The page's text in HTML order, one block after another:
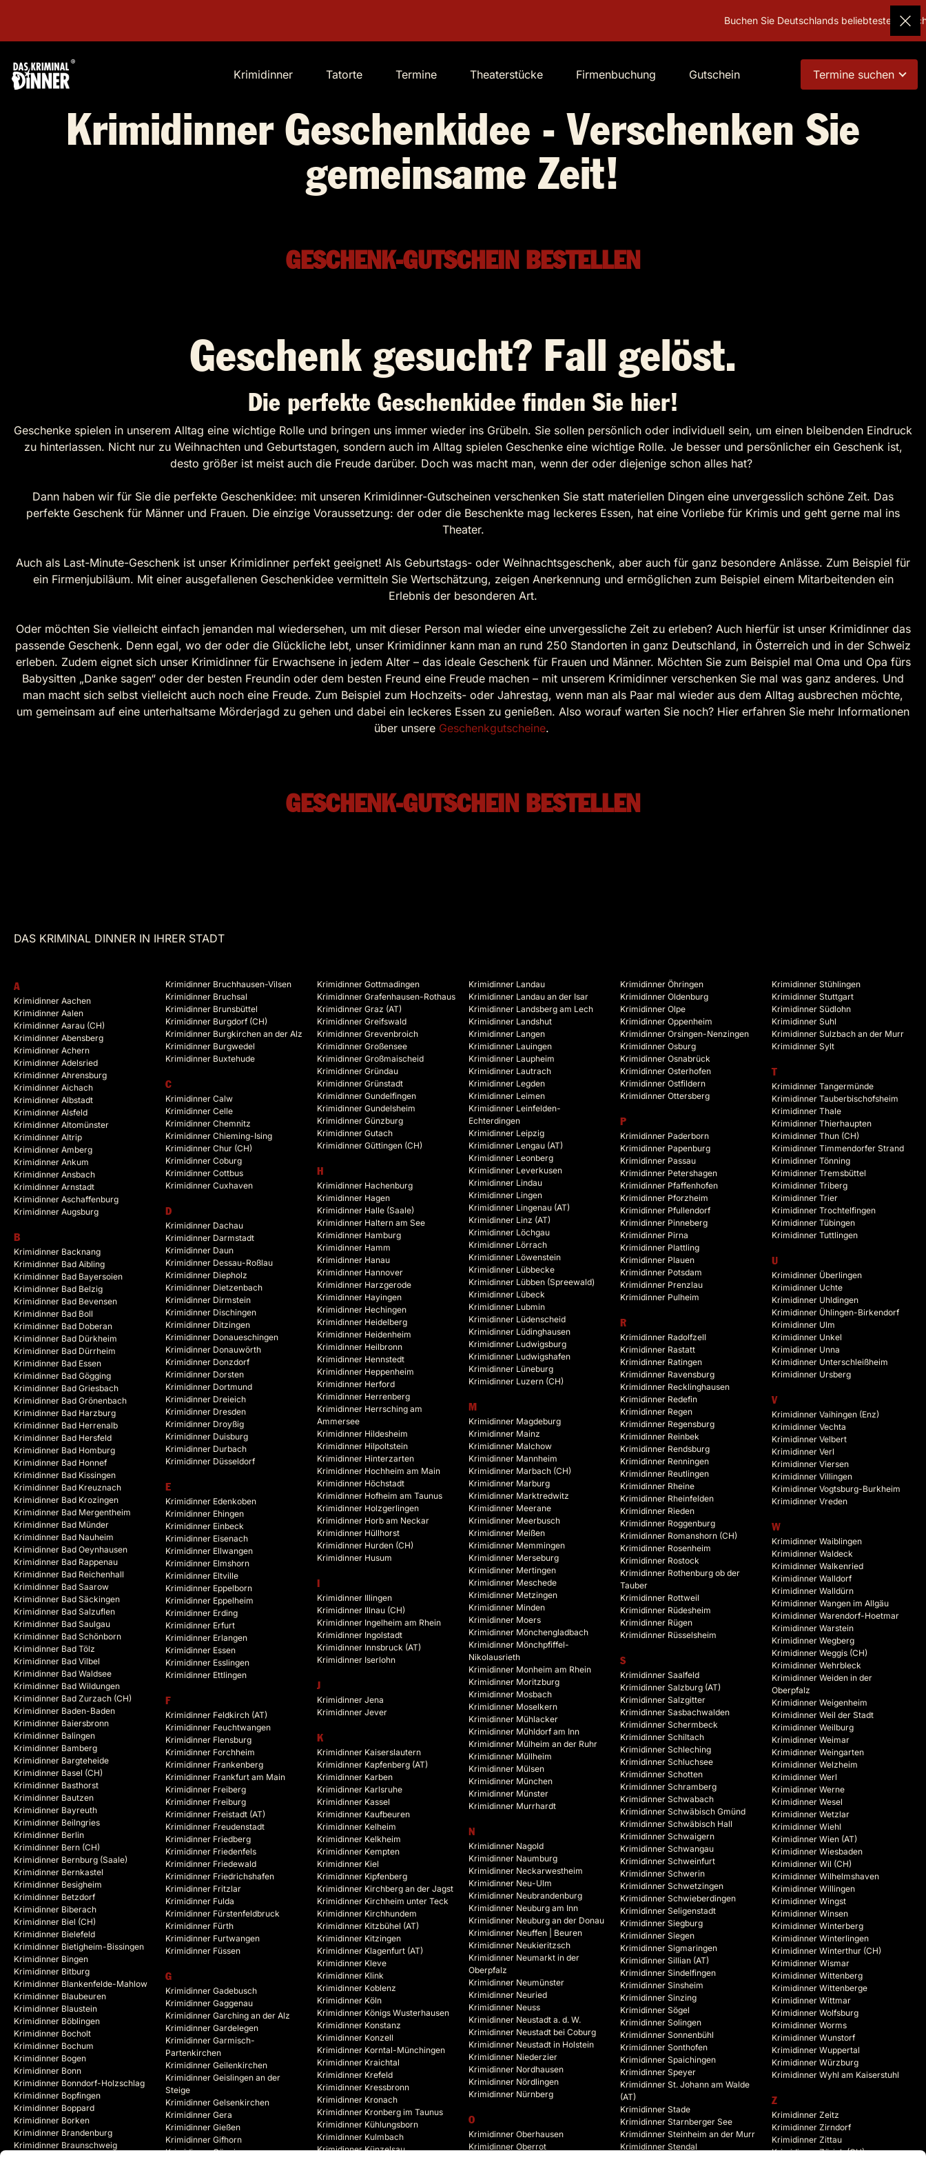
Buchen Sie Deutschlands beliebtestes Geschenk!
Krimidinner Tatorte Termine Theaterstücke Firmenbuchung Gutschein Termine suchen
Krimidinner Geschenkidee - Verschenken Sie
gemeinsame Zeit!
GESCHENK-GUTSCHEIN BESTELLEN
Geschenk gesucht? Fall gelöst.
Die perfekte Geschenkidee finden Sie hier!
Geschenke spielen in unserem Alltag eine wichtige Rolle und bringen uns immer wieder ins Grübeln. Sie sollen persönlich oder individuell sein, um einen bleibenden Eindruck
zu hinterlassen. Nicht nur zu Weihnachten und Geburtstagen, sondern auch im Alltag spielen Geschenke eine wichtige Rolle. Je besser und persönlicher ein Geschenk ist,
desto größer ist meist auch die Freude darüber. Doch was macht man, wenn der oder diejenige schon alles hat?
Dann haben wir für Sie die perfekte Geschenkidee: mit unseren Krimidinner-Gutscheinen verschenken Sie statt materiellen Dingen eine unvergesslich schöne Zeit. Das
perfekte Geschenk für Männer und Frauen. Die einzige Voraussetzung: der oder die Beschenkte mag leckeres Essen, hat eine Vorliebe für Krimis und geht gerne mal ins
Theater.
Auch als Last-Minute-Geschenk ist unser Krimidinner perfekt geeignet! Als Geburtstags- oder Weihnachtsgeschenk, aber auch für ganz besondere Anlässe. Zum Beispiel für
ein Firmenjubiläum. Mit einer ausgefallenen Geschenkidee vermitteln Sie Wertschätzung, zeigen Anerkennung und ermöglichen zum Beispiel einem Mitarbeitenden ein
Erlebnis der besonderen Art.
Oder möchten Sie vielleicht einfach jemanden mal wiedersehen, um mit dieser Person mal wieder eine unvergessliche Zeit zu erleben? Auch hierfür ist unser Krimidinner das
passende Geschenk. Denn egal, wo der oder die Glückliche lebt, unser Krimidinner kann man an rund 250 Standorten in ganz Deutschland, in Österreich und in der Schweiz
erleben. Zudem eignet sich unser Krimidinner für Erwachsene in jedem Alter – das ideale Geschenk für Frauen und Männer. Möchten Sie zum Beispiel mal Oma und Opa fürs
Babysitten „Danke sagen“ oder der besten Freundin oder dem besten Freund eine Freude machen – mit unserem Krimidinner verschenken Sie mal was ganz anderes. Und
man macht sich selbst vielleicht auch noch eine Freude. Zum Beispiel zum Hochzeits- oder Jahrestag, wenn man als Paar mal wieder aus dem Alltag ausbrechen möchte,
um gemeinsam auf eine unterhaltsame Mörderjagd zu gehen und dabei ein leckeres Essen zu genießen. Also worauf warten Sie noch? Hier erfahren Sie mehr Informationen
über unsere Geschenkgutscheine.
GESCHENK-GUTSCHEIN BESTELLEN
DAS KRIMINAL DINNER IN IHRER STADT
A
Krimidinner Aachen
Krimidinner Aalen
Krimidinner Aarau (CH)
Krimidinner Abensberg
Krimidinner Achern
Krimidinner Adelsried
Krimidinner Ahrensburg
Krimidinner Aichach
Krimidinner Albstadt
Krimidinner Alsfeld
Krimidinner Altomünster
Krimidinner Altrip
Krimidinner Amberg
Krimidinner Ankum
Krimidinner Ansbach
Krimidinner Arnstadt
Krimidinner Aschaffenburg
Krimidinner Augsburg
B
Krimidinner Backnang
Krimidinner Bad Aibling
Krimidinner Bad Bayersoien
Krimidinner Bad Belzig
Krimidinner Bad Bevensen
Krimidinner Bad Boll
Krimidinner Bad Doberan
Krimidinner Bad Dürkheim
Krimidinner Bad Dürrheim
Krimidinner Bad Essen
Krimidinner Bad Gögging
Krimidinner Bad Griesbach
Krimidinner Bad Grönenbach
Krimidinner Bad Harzburg
Krimidinner Bad Herrenalb
Krimidinner Bad Hersfeld
Krimidinner Bad Homburg
Krimidinner Bad Honnef
Krimidinner Bad Kissingen
Krimidinner Bad Kreuznach
Krimidinner Bad Krozingen
Krimidinner Bad Mergentheim
Krimidinner Bad Münder
Krimidinner Bad Nauheim
Krimidinner Bad Oeynhausen
Krimidinner Bad Rappenau
Krimidinner Bad Reichenhall
Krimidinner Bad Saarow
Krimidinner Bad Säckingen
Krimidinner Bad Salzuflen
Krimidinner Bad Saulgau
Krimidinner Bad Schönborn
Krimidinner Bad Tölz
Krimidinner Bad Vilbel
Krimidinner Bad Waldsee
Krimidinner Bad Wildungen
Krimidinner Bad Zurzach (CH)
Krimidinner Baden-Baden
Krimidinner Baiersbronn
Krimidinner Balingen
Krimidinner Bamberg
Krimidinner Bargteheide
Krimidinner Basel (CH)
Krimidinner Basthorst
Krimidinner Bautzen
Krimidinner Bayreuth
Krimidinner Beilngries
Krimidinner Berlin
Krimidinner Bern (CH)
Krimidinner Bernburg (Saale)
Krimidinner Bernkastel
Krimidinner Besigheim
Krimidinner Betzdorf
Krimidinner Biberach
Krimidinner Biel (CH)
Krimidinner Bielefeld
Krimidinner Bietigheim-Bissingen
Krimidinner Bingen
Krimidinner Bitburg
Krimidinner Blankenfelde-Mahlow
Krimidinner Blaubeuren
Krimidinner Blaustein
Krimidinner Böblingen
Krimidinner Bocholt
Krimidinner Bochum
Krimidinner Bogen
Krimidinner Bonn
Krimidinner Bonndorf-Holzschlag
Krimidinner Bopfingen
Krimidinner Boppard
Krimidinner Borken
Krimidinner Brandenburg
Krimidinner Braunschweig
Krimidinner Bruchhausen-Vilsen
Krimidinner Bruchsal
Krimidinner Brunsbüttel
Krimidinner Burgdorf (CH)
Krimidinner Burgkirchen an der Alz
Krimidinner Burgwedel
Krimidinner Buxtehude
C
Krimidinner Calw
Krimidinner Celle
Krimidinner Chemnitz
Krimidinner Chieming-Ising
Krimidinner Chur (CH)
Krimidinner Coburg
Krimidinner Cottbus
Krimidinner Cuxhaven
D
Krimidinner Dachau
Krimidinner Darmstadt
Krimidinner Daun
Krimidinner Dessau-Roßlau
Krimidinner Diepholz
Krimidinner Dietzenbach
Krimidinner Dirmstein
Krimidinner Dischingen
Krimidinner Ditzingen
Krimidinner Donaueschingen
Krimidinner Donauwörth
Krimidinner Donzdorf
Krimidinner Dorsten
Krimidinner Dortmund
Krimidinner Dreieich
Krimidinner Dresden
Krimidinner Droyßig
Krimidinner Duisburg
Krimidinner Durbach
Krimidinner Düsseldorf
E
Krimidinner Edenkoben
Krimidinner Ehingen
Krimidinner Einbeck
Krimidinner Eisenach
Krimidinner Ellwangen
Krimidinner Elmshorn
Krimidinner Eltville
Krimidinner Eppelborn
Krimidinner Eppelheim
Krimidinner Erding
Krimidinner Erfurt
Krimidinner Erlangen
Krimidinner Essen
Krimidinner Esslingen
Krimidinner Ettlingen
F
Krimidinner Feldkirch (AT)
Krimidinner Feuchtwangen
Krimidinner Flensburg
Krimidinner Forchheim
Krimidinner Frankenberg
Krimidinner Frankfurt am Main
Krimidinner Freiberg
Krimidinner Freiburg
Krimidinner Freistadt (AT)
Krimidinner Freudenstadt
Krimidinner Friedberg
Krimidinner Friedenfels
Krimidinner Friedewald
Krimidinner Friedrichshafen
Krimidinner Fritzlar
Krimidinner Fulda
Krimidinner Fürstenfeldbruck
Krimidinner Fürth
Krimidinner Furtwangen
Krimidinner Füssen
G
Krimidinner Gadebusch
Krimidinner Gaggenau
Krimidinner Garching an der Alz
Krimidinner Gardelegen
Krimidinner Garmisch-
Partenkirchen
Krimidinner Geilenkirchen
Krimidinner Geislingen an der
Steige
Krimidinner Gelsenkirchen
Krimidinner Gera
Krimidinner Gießen
Krimidinner Gifhorn
Krimidinner Göppingen
Krimidinner Gottmadingen
Krimidinner Grafenhausen-Rothaus
Krimidinner Graz (AT)
Krimidinner Greifswald
Krimidinner Grevenbroich
Krimidinner Großensee
Krimidinner Großmaischeid
Krimidinner Gründau
Krimidinner Grünstadt
Krimidinner Gundelfingen
Krimidinner Gundelsheim
Krimidinner Günzburg
Krimidinner Gutach
Krimidinner Güttingen (CH)
H
Krimidinner Hachenburg
Krimidinner Hagen
Krimidinner Halle (Saale)
Krimidinner Haltern am See
Krimidinner Hamburg
Krimidinner Hamm
Krimidinner Hanau
Krimidinner Hannover
Krimidinner Harzgerode
Krimidinner Hayingen
Krimidinner Hechingen
Krimidinner Heidelberg
Krimidinner Heidenheim
Krimidinner Heilbronn
Krimidinner Hennstedt
Krimidinner Heppenheim
Krimidinner Herford
Krimidinner Herrenberg
Krimidinner Herrsching am
Ammersee
Krimidinner Hildesheim
Krimidinner Hilpoltstein
Krimidinner Hinterzarten
Krimidinner Hochheim am Main
Krimidinner Höchstadt
Krimidinner Hofheim am Taunus
Krimidinner Holzgerlingen
Krimidinner Horb am Neckar
Krimidinner Hüllhorst
Krimidinner Hurden (CH)
Krimidinner Husum
Krimidinner Illingen
Krimidinner Illnau (CH)
Krimidinner Ingelheim am Rhein
Krimidinner Ingolstadt
Krimidinner Innsbruck (AT)
Krimidinner Iserlohn
J
Krimidinner Jena
Krimidinner Jever
K
Krimidinner Kaiserslautern
Krimidinner Kapfenberg (AT)
Krimidinner Karben
Krimidinner Karlsruhe
Krimidinner Kassel
Krimidinner Kaufbeuren
Krimidinner Kelheim
Krimidinner Kelkheim
Krimidinner Kempten
Krimidinner Kiel
Krimidinner Kipfenberg
Krimidinner Kirchberg an der Jagst
Krimidinner Kirchheim unter Teck
Krimidinner Kirchhundem
Krimidinner Kitzbühel (AT)
Krimidinner Kitzingen
Krimidinner Klagenfurt (AT)
Krimidinner Kleve
Krimidinner Klink
Krimidinner Koblenz
Krimidinner Köln
Krimidinner Königs Wusterhausen
Krimidinner Konstanz
Krimidinner Konzell
Krimidinner Korntal-Münchingen
Krimidinner Kraichtal
Krimidinner Krefeld
Krimidinner Kressbronn
Krimidinner Kronach
Krimidinner Kronberg im Taunus
Krimidinner Kühlungsborn
Krimidinner Kulmbach
Krimidinner Künzelsau
Krimidinner Landau
Krimidinner Landau an der Isar
Krimidinner Landsberg am Lech
Krimidinner Landshut
Krimidinner Langen
Krimidinner Lauingen
Krimidinner Laupheim
Krimidinner Lautrach
Krimidinner Legden
Krimidinner Leimen
Krimidinner Leinfelden-
Echterdingen
Krimidinner Leipzig
Krimidinner Lengau (AT)
Krimidinner Leonberg
Krimidinner Leverkusen
Krimidinner Lindau
Krimidinner Lingen
Krimidinner Lingenau (AT)
Krimidinner Linz (AT)
Krimidinner Löchgau
Krimidinner Lörrach
Krimidinner Löwenstein
Krimidinner Lübbecke
Krimidinner Lübben (Spreewald)
Krimidinner Lübeck
Krimidinner Lubmin
Krimidinner Lüdenscheid
Krimidinner Lüdinghausen
Krimidinner Ludwigsburg
Krimidinner Ludwigshafen
Krimidinner Lüneburg
Krimidinner Luzern (CH)
M
Krimidinner Magdeburg
Krimidinner Mainz
Krimidinner Malchow
Krimidinner Mannheim
Krimidinner Marbach (CH)
Krimidinner Marburg
Krimidinner Marktredwitz
Krimidinner Meerane
Krimidinner Meerbusch
Krimidinner Meißen
Krimidinner Memmingen
Krimidinner Merseburg
Krimidinner Mertingen
Krimidinner Meschede
Krimidinner Metzingen
Krimidinner Minden
Krimidinner Moers
Krimidinner Mönchengladbach
Krimidinner Mönchpfiffel-
Nikolausrieth
Krimidinner Monheim am Rhein
Krimidinner Moritzburg
Krimidinner Mosbach
Krimidinner Moselkern
Krimidinner Mühlacker
Krimidinner Mühldorf am Inn
Krimidinner Mülheim an der Ruhr
Krimidinner Müllheim
Krimidinner Mülsen
Krimidinner München
Krimidinner Münster
Krimidinner Murrhardt
N
Krimidinner Nagold
Krimidinner Naumburg
Krimidinner Neckarwestheim
Krimidinner Neu-Ulm
Krimidinner Neubrandenburg
Krimidinner Neuburg am Inn
Krimidinner Neuburg an der Donau
Krimidinner Neuffen | Beuren
Krimidinner Neukieritzsch
Krimidinner Neumarkt in der
Oberpfalz
Krimidinner Neumünster
Krimidinner Neuried
Krimidinner Neuss
Krimidinner Neustadt a. d. W.
Krimidinner Neustadt bei Coburg
Krimidinner Neustadt in Holstein
Krimidinner Niederzier
Krimidinner Nordhausen
Krimidinner Nördlingen
Krimidinner Nürnberg
O
Krimidinner Oberhausen
Krimidinner Oberrot
Krimidinner Öhringen
Krimidinner Oldenburg
Krimidinner Olpe
Krimidinner Oppenheim
Krimidinner Orsingen-Nenzingen
Krimidinner Osburg
Krimidinner Osnabrück
Krimidinner Osterhofen
Krimidinner Ostfildern
Krimidinner Ottersberg
P
Krimidinner Paderborn
Krimidinner Papenburg
Krimidinner Passau
Krimidinner Petershagen
Krimidinner Pfaffenhofen
Krimidinner Pforzheim
Krimidinner Pfullendorf
Krimidinner Pinneberg
Krimidinner Pirna
Krimidinner Plattling
Krimidinner Plauen
Krimidinner Potsdam
Krimidinner Prenzlau
Krimidinner Pulheim
R
Krimidinner Radolfzell
Krimidinner Rastatt
Krimidinner Ratingen
Krimidinner Ravensburg
Krimidinner Recklinghausen
Krimidinner Redefin
Krimidinner Regen
Krimidinner Regensburg
Krimidinner Reinbek
Krimidinner Rendsburg
Krimidinner Renningen
Krimidinner Reutlingen
Krimidinner Rheine
Krimidinner Rheinfelden
Krimidinner Rieden
Krimidinner Roggenburg
Krimidinner Romanshorn (CH)
Krimidinner Rosenheim
Krimidinner Rostock
Krimidinner Rothenburg ob der
Tauber
Krimidinner Rottweil
Krimidinner Rüdesheim
Krimidinner Rügen
Krimidinner Rüsselsheim
S
Krimidinner Saalfeld
Krimidinner Salzburg (AT)
Krimidinner Salzgitter
Krimidinner Sasbachwalden
Krimidinner Schermbeck
Krimidinner Schiltach
Krimidinner Schleching
Krimidinner Schluchsee
Krimidinner Schotten
Krimidinner Schramberg
Krimidinner Schwabach
Krimidinner Schwäbisch Gmünd
Krimidinner Schwäbisch Hall
Krimidinner Schwaigern
Krimidinner Schwangau
Krimidinner Schweinfurt
Krimidinner Schwerin
Krimidinner Schwetzingen
Krimidinner Schwieberdingen
Krimidinner Seligenstadt
Krimidinner Siegburg
Krimidinner Siegen
Krimidinner Sigmaringen
Krimidinner Sillian (AT)
Krimidinner Sindelfingen
Krimidinner Sinsheim
Krimidinner Sinzing
Krimidinner Sögel
Krimidinner Solingen
Krimidinner Sonnenbühl
Krimidinner Sonthofen
Krimidinner Spaichingen
Krimidinner Speyer
Krimidinner St. Johann am Walde
(AT)
Krimidinner Stade
Krimidinner Starnberger See
Krimidinner Steinheim an der Murr
Krimidinner Stendal
Krimidinner Stühlingen
Krimidinner Stuttgart
Krimidinner Südlohn
Krimidinner Suhl
Krimidinner Sulzbach an der Murr
Krimidinner Sylt
T
Krimidinner Tangermünde
Krimidinner Tauberbischofsheim
Krimidinner Thale
Krimidinner Thierhaupten
Krimidinner Thun (CH)
Krimidinner Timmendorfer Strand
Krimidinner Tönning
Krimidinner Tremsbüttel
Krimidinner Triberg
Krimidinner Trier
Krimidinner Trochtelfingen
Krimidinner Tübingen
Krimidinner Tuttlingen
U
Krimidinner Überlingen
Krimidinner Uchte
Krimidinner Uhldingen
Krimidinner Ühlingen-Birkendorf
Krimidinner Ulm
Krimidinner Unkel
Krimidinner Unna
Krimidinner Unterschleißheim
Krimidinner Ursberg
V
Krimidinner Vaihingen (Enz)
Krimidinner Vechta
Krimidinner Velbert
Krimidinner Verl
Krimidinner Viersen
Krimidinner Villingen
Krimidinner Vogtsburg-Burkheim
Krimidinner Vreden
W
Krimidinner Waiblingen
Krimidinner Waldeck
Krimidinner Walkenried
Krimidinner Walldorf
Krimidinner Walldürn
Krimidinner Wangen im Allgäu
Krimidinner Warendorf-Hoetmar
Krimidinner Warstein
Krimidinner Wegberg
Krimidinner Weggis (CH)
Krimidinner Wehrbleck
Krimidinner Weiden in der
Oberpfalz
Krimidinner Weigenheim
Krimidinner Weil der Stadt
Krimidinner Weilburg
Krimidinner Weimar
Krimidinner Weingarten
Krimidinner Welzheim
Krimidinner Werl
Krimidinner Werne
Krimidinner Wesel
Krimidinner Wetzlar
Krimidinner Wiehl
Krimidinner Wien (AT)
Krimidinner Wiesbaden
Krimidinner Wil (CH)
Krimidinner Wilhelmshaven
Krimidinner Willingen
Krimidinner Wingst
Krimidinner Winsen
Krimidinner Winterberg
Krimidinner Winterlingen
Krimidinner Winterthur (CH)
Krimidinner Wismar
Krimidinner Wittenberg
Krimidinner Wittenberge
Krimidinner Wittmar
Krimidinner Wolfsburg
Krimidinner Worms
Krimidinner Wunstorf
Krimidinner Wuppertal
Krimidinner Würzburg
Krimidinner Wyhl am Kaiserstuhl
Z
Krimidinner Zeitz
Krimidinner Zirndorf
Krimidinner Zittau
Krimidinner Zürich (CH)